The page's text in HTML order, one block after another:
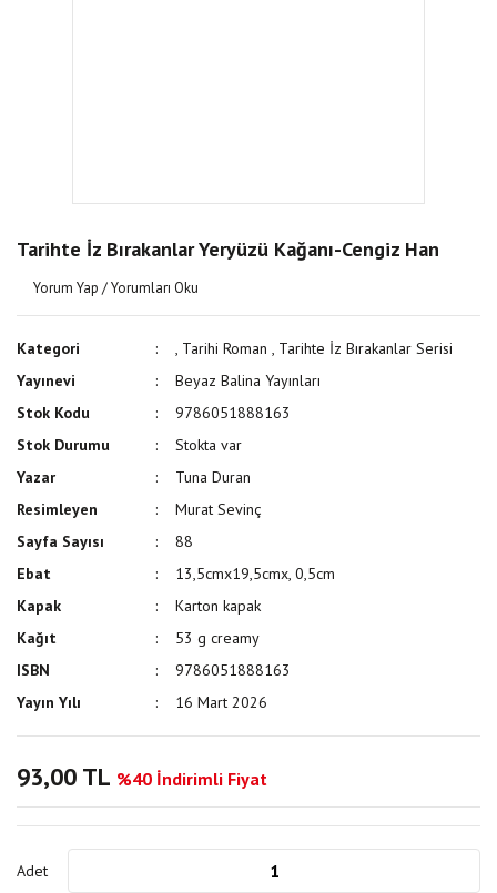
Tarihte İz Bırakanlar Yeryüzü Kağanı-Cengiz Han
Yorum Yap / Yorumları Oku
Kategori , Tarihi Roman , Tarihte İz Bırakanlar Serisi
Yayınevi
Beyaz Balina Yayınları
Stok Kodu
9786051888163
Stok Durumu
Stokta var
Yazar
Tuna Duran
Resimleyen
Murat Sevinç
Sayfa Sayısı
88
Ebat
13,5cmx19,5cmx, 0,5cm
Kapak
Karton kapak
Kağıt
53 g creamy
ISBN
9786051888163
Yayın Yılı
16 Mart 2026
93,00 TL %40 İndirimli Fiyat
Adet